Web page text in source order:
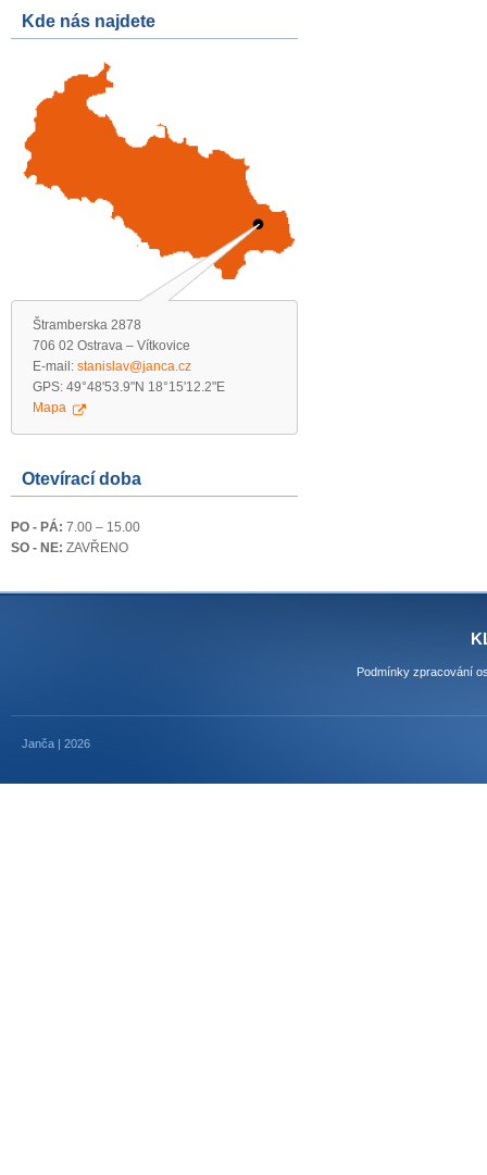
Kde nás najdete
Štramberska 2878
706 02 Ostrava – Vítkovice
E-mail: stanislav@janca.cz
GPS: 49°48'53.9"N 18°15'12.2"E
Mapa
Otevírací doba
PO - PÁ: 7.00 – 15.00
SO - NE: ZAVŘENO
Podmínky zpracování
Janča | 2026